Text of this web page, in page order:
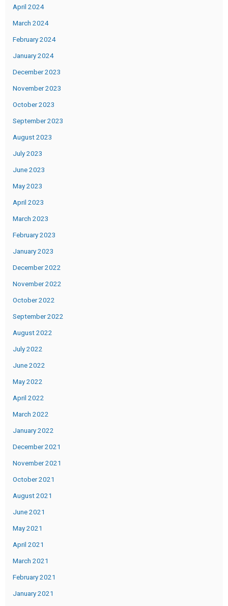
April 2024
March 2024
February 2024
January 2024
December 2023
November 2023
October 2023
September 2023
August 2023
July 2023
June 2023
May 2023
April 2023
March 2023
February 2023
January 2023
December 2022
November 2022
October 2022
September 2022
August 2022
July 2022
June 2022
May 2022
April 2022
March 2022
January 2022
December 2021
November 2021
October 2021
August 2021
June 2021
May 2021
April 2021
March 2021
February 2021
January 2021